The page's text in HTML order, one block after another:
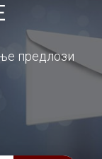
предлози